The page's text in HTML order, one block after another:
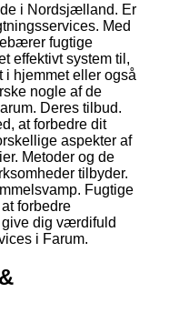
i Nordsjælland. Er
Med
fugtige
effektivt system til,
i hjemmet eller også
nogle af de
Deres tilbud.
at forbedre dit
aspekter af
Metoder og de
tilbyder.
Fugtige
forbedre
give dig værdifuld
i Farum.